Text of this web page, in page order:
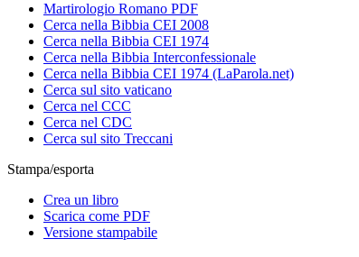
Martirologio Romano PDF
Cerca nella Bibbia CEI 2008
Cerca nella Bibbia CEI 1974
Cerca nella Bibbia Interconfessionale
Cerca nella Bibbia CEI 1974 (LaParola.net)
Cerca sul sito vaticano
Cerca nel CCC
Cerca nel CDC
Cerca sul sito Treccani
Stampa/esporta
Crea un libro
Scarica come PDF
Versione stampabile